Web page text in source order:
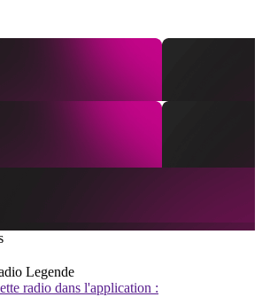
Legende
radio dans l'application :